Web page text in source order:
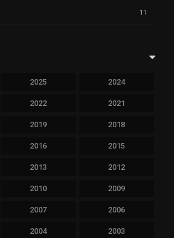
11
2025 2024
2022 2021
2019 2018
2016 2015
2013 2012
2010 2009
2007 2006
2004 2003